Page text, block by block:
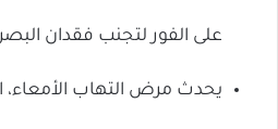
على الفور لتجنب فقدان
يحدث مرض التهاب الأمعاء،